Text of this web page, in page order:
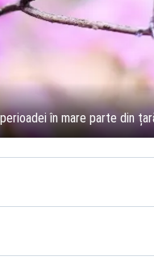
în mare parte din